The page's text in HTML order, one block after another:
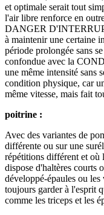
et optimale serait tout
l'air libre renforce en
DANGER
à maintenir une certaine
période prolongée sans
confondue avec la
une même intensité sans
condition physique, car
même vitesse, mais fait
poitrine :
Avec des variantes de
différente ou sur une
répétitions différent et où
dispose d'haltères courts
développé-épaules ou
toujours garder à l'esprit
comme les triceps et les